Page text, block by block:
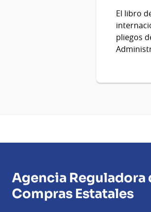
El libro
pliegos
Agencia Reguladora
Compras Estatales